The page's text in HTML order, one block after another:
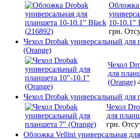
Обложка
10-10.1"
грн.
Чехол Drobak универсальный для
(Orange)
Чехол
для
(Orange)
Чехол Drobak универсальный для
Чехол
для
грн.
Обложка Vellini универсальная